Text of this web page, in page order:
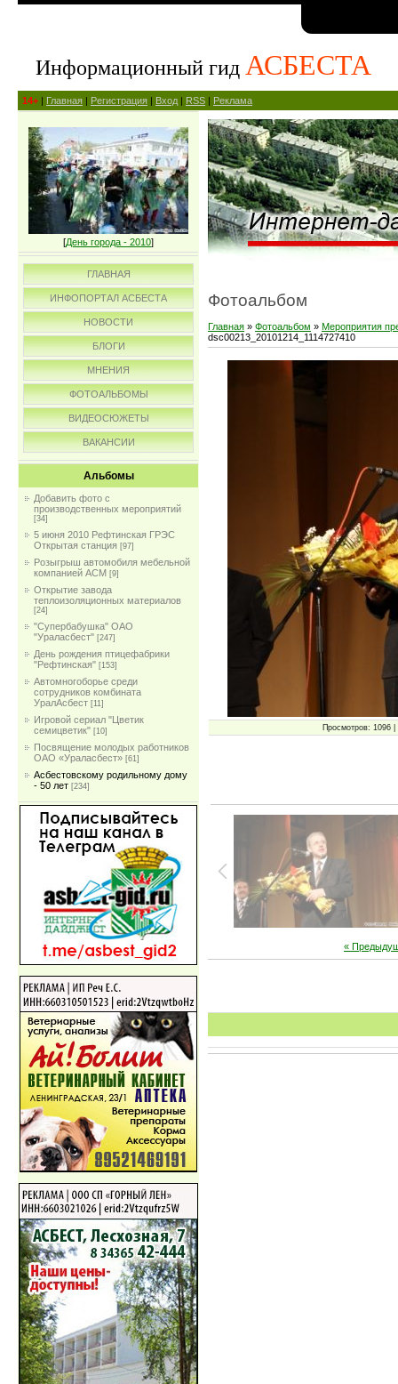
Информационный гид АСБЕСТА
14+ | Главная | Регистрация | Вход | RSS | Реклама
[День города - 2010]
ГЛАВНАЯ
ИНФОПОРТАЛ АСБЕСТА
НОВОСТИ
БЛОГИ
МНЕНИЯ
ФОТОАЛЬБОМЫ
ВИДЕОСЮЖЕТЫ
ВАКАНСИИ
Альбомы
Добавить фото с
производственных мероприятий
[34]
5 июня 2010 Рефтинская ГРЭС
Открытая станция [97]
Розыгрыш автомобиля мебельной
компанией АСМ [9]
Открытие завода
теплоизоляционных материалов
[24]
"Супербабушка" ОАО
"Ураласбест" [247]
День рождения птицефабрики
"Рефтинская" [153]
Автомногоборье среди
сотрудников комбината
УралАсбест [11]
Игровой сериал "Цветик
семицветик" [10]
Посвящение молодых работников
ОАО «Ураласбест» [61]
Асбестовскому родильному дому
- 50 лет [234]
Фотоальбом
Главная » Фотоальбом » Мероприятия
dsc00213_20101214_1114727410
Просмотров: 1096
«